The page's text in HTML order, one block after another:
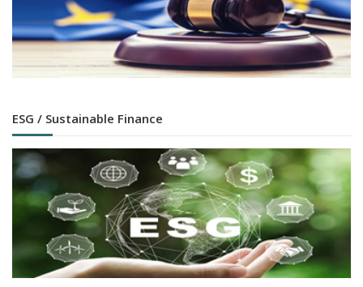
ESG / Sustainable Finance